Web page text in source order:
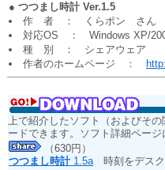
● つつまし時計 Ver.1.5
作 者 ： くらポン さん
対応OS ： Windows XP/
種 別 ： シェアウェア
作者のホームページ ：
上で紹介したソフト（およびそ
ードできます。ソフト詳細ペー
（630円）
つつまし時計1.5a時刻をデスク